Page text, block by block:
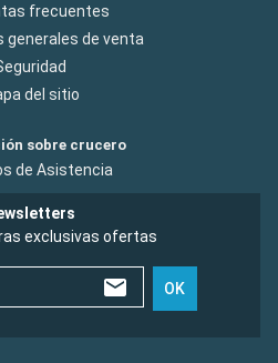
frecuentes
generales de venta
del sitio
sobre crucero
de Asistencia
exclusivas ofertas
OK